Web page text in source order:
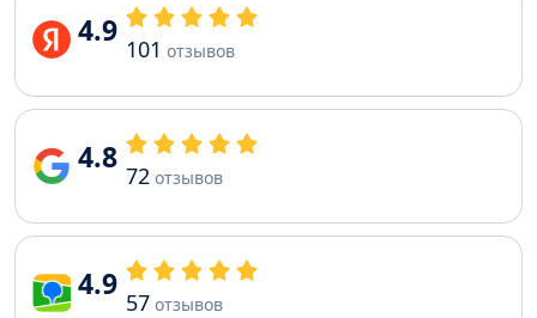
4.9 101 отзывов
4.8 72 отзывов
4.9 57 отзывов